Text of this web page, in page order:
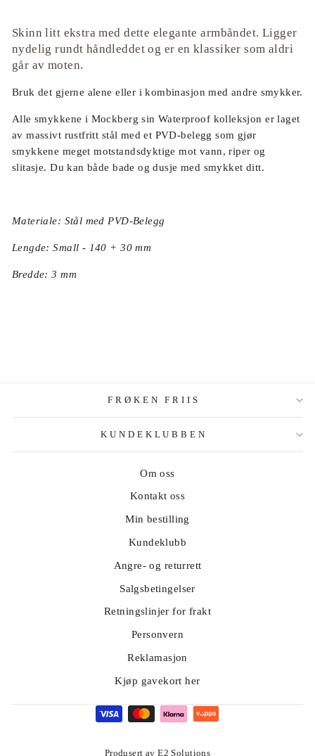
Skinn litt ekstra med dette elegante armbåndet. Ligger
nydelig rundt håndleddet og er en klassiker som aldri
går av moten.
Bruk det gjerne alene eller i kombinasjon med andre smykker.
Alle smykkene i Mockberg sin Waterproof kolleksjon er laget
av massivt rustfritt stål med et PVD-belegg som gjør
smykkene meget motstandsdyktige mot vann, riper og
slitasje. Du kan både bade og dusje med smykket ditt.
Materiale: Stål med PVD-Belegg
Lengde: Small - 140 + 30 mm
Bredde: 3 mm
FRØKEN FRIIS
KUNDEKLUBBEN
Om oss
Kontakt oss
Min bestilling
Kundeklubb
Angre- og returrett
Salgsbetingelser
Retningslinjer for frakt
Personvern
Reklamasjon
Kjøp gavekort her
Produsert av E2 Solutions